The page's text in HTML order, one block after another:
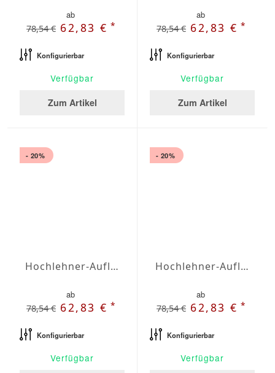
ab
78,54 € 62,83 €*
Konfigurierbar
Verfügbar
Zum Artikel
ab
78,54 € 62,83 €*
Konfigurierbar
Verfügbar
Zum Artikel
- 20%
Hochlehner-Auflagen Agora Plains Antracita
ab
78,54 € 62,83 €*
Konfigurierbar
Verfügbar
- 20%
Hochlehner-Auflagen Agora Plains Blanco
ab
78,54 € 62,83 €*
Konfigurierbar
Verfügbar